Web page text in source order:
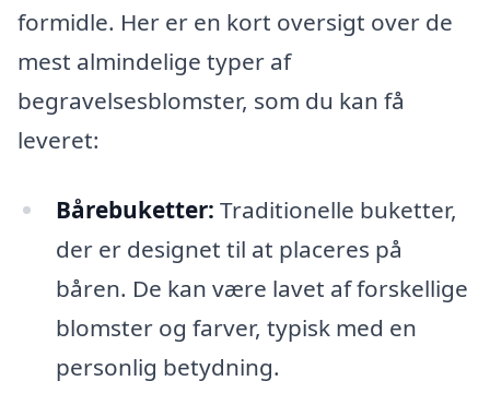
formidle. Her er en kort oversigt over de
mest almindelige typer af
begravelsesblomster, som du kan få
leveret:
Bårebuketter: Traditionelle buketter,
der er designet til at placeres på
båren. De kan være lavet af forskellige
blomster og farver, typisk med en
personlig betydning.